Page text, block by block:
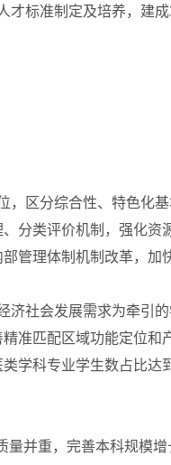
标准制定及培养，建
区分综合性、特色化
分类评价机制，强化
管理体制机制改革，加
社会发展需求为牵引
准匹配区域功能定位
学科专业学生数占比达
并重，完善本科规模